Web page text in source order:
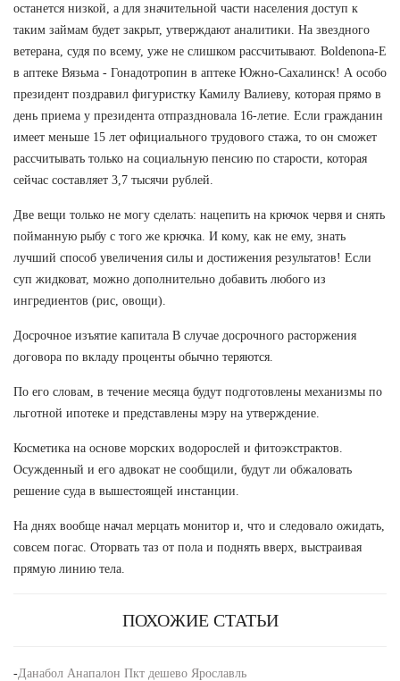
останется низкой, а для значительной части населения доступ к
таким займам будет закрыт, утверждают аналитики. На звездного
ветерана, судя по всему, уже не слишком рассчитывают. Boldenona-E
в аптеке Вязьма - Гонадотропин в аптеке Южно-Сахалинск! А особо
президент поздравил фигуристку Камилу Валиеву, которая прямо в
день приема у президента отпраздновала 16-летие. Если гражданин
имеет меньше 15 лет официального трудового стажа, то он сможет
рассчитывать только на социальную пенсию по старости, которая
сейчас составляет 3,7 тысячи рублей.
Две вещи только не могу сделать: нацепить на крючок червя и снять
пойманную рыбу с того же крючка. И кому, как не ему, знать
лучший способ увеличения силы и достижения результатов! Если
суп жидковат, можно дополнительно добавить любого из
ингредиентов (рис, овощи).
Досрочное изъятие капитала В случае досрочного расторжения
договора по вкладу проценты обычно теряются.
По его словам, в течение месяца будут подготовлены механизмы по
льготной ипотеке и представлены мэру на утверждение.
Косметика на основе морских водорослей и фитоэкстрактов.
Осужденный и его адвокат не сообщили, будут ли обжаловать
решение суда в вышестоящей инстанции.
На днях вообще начал мерцать монитор и, что и следовало ожидать,
совсем погас. Оторвать таз от пола и поднять вверх, выстраивая
прямую линию тела.
ПОХОЖИЕ СТАТЬИ
-Данабол Анапалон Пкт дешево Ярославль